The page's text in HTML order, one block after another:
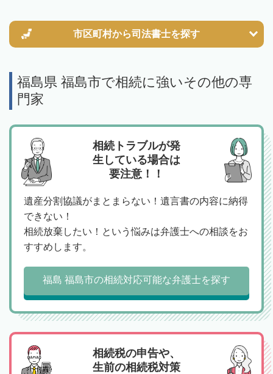
市区町村から司法書士を探す
福島県 福島市で相続に強いその他の専
門家
相続トラブルが発
生している場合は
要注意！！
遺産分割協議がまとまらない！遺言書の内容に納得
できない！
相続放棄したい！という悩みは弁護士への相談をお
すすめします。
福島 福島市の相続対応可能な弁護士を探す
相続税の申告や、
生前の相続税対策